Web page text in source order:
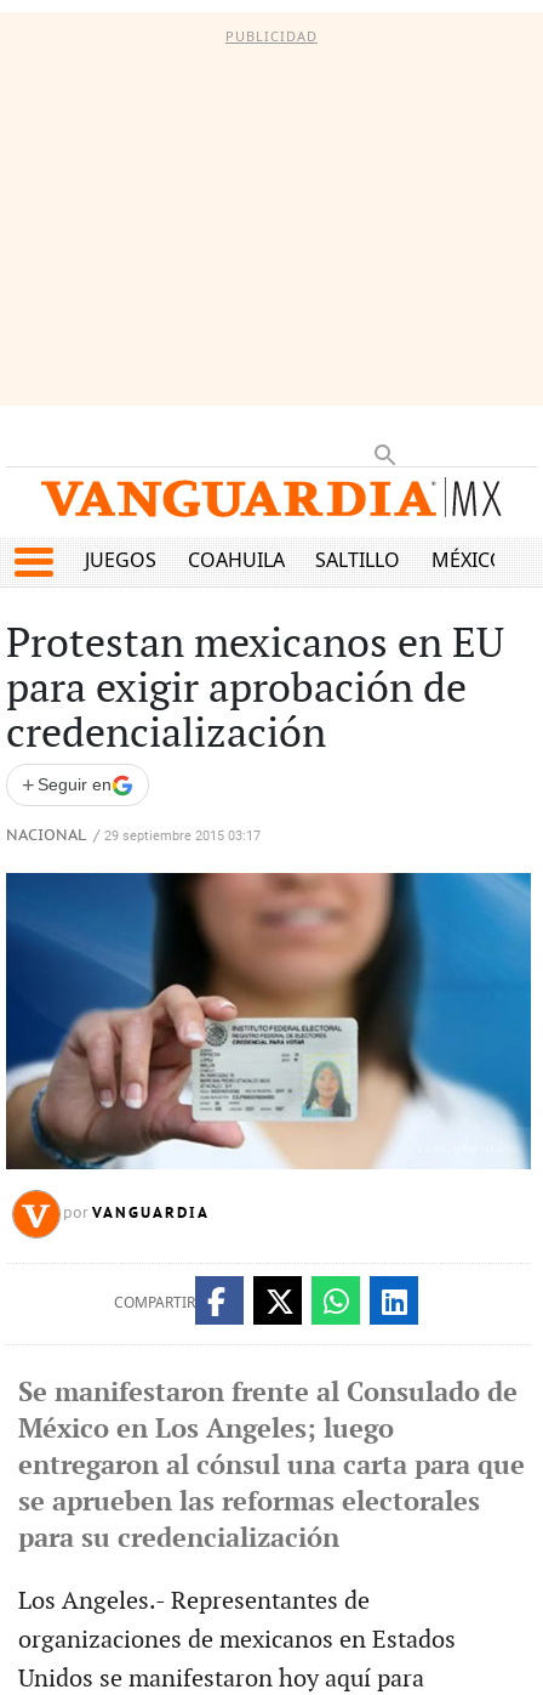
PUBLICIDAD
JUEGOS COAHUILA SALTILLO MÉXICO
Protestan mexicanos en EU
para exigir aprobación de
credencialización
+ Seguir en
NACIONAL / 29 septiembre 2015 03:17
por VANGUARDIA
COMPARTIR
Se manifestaron frente al Consulado de
México en Los Angeles; luego
entregaron al cónsul una carta para que
se aprueben las reformas electorales
para su credencialización
Los Angeles.- Representantes de
organizaciones de mexicanos en Estados
Unidos se manifestaron hoy aquí para